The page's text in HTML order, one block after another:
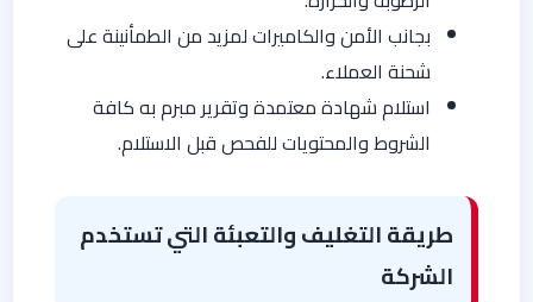
بجانب الأمن والكاميرات لمزيد من الطمأنينة على
شحنة العملاء.
استلام شهادة معتمدة وتقرير مبرم به كافة
الشروط والمحتويات للفحص قبل الاستلام.
طريقة التغليف والتعبئة التي تستخدم
الشركة